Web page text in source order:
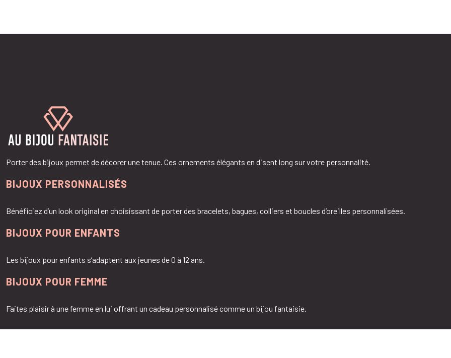
Porter des bijoux permet de décorer une tenue. Ces ornements élégants en disent long sur votre personnalité.
BIJOUX PERSONNALISÉS
Bénéficiez d’un look original en choisissant de porter des bracelets, bagues, colliers et boucles d’oreilles personnalisées.
BIJOUX POUR ENFANTS
Les bijoux pour enfants s’adaptent aux jeunes de 0 à 12 ans.
BIJOUX POUR FEMME
Faites plaisir à une femme en lui offrant un cadeau personnalisé comme un bijou fantaisie.